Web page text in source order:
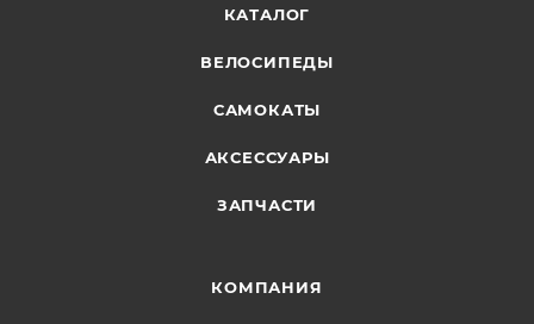
КАТАЛОГ
ВЕЛОСИПЕДЫ
САМОКАТЫ
АКСЕССУАРЫ
ЗАПЧАСТИ
КОМПАНИЯ